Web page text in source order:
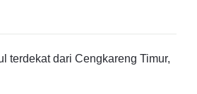
terdekat dari Cengkareng Timur,